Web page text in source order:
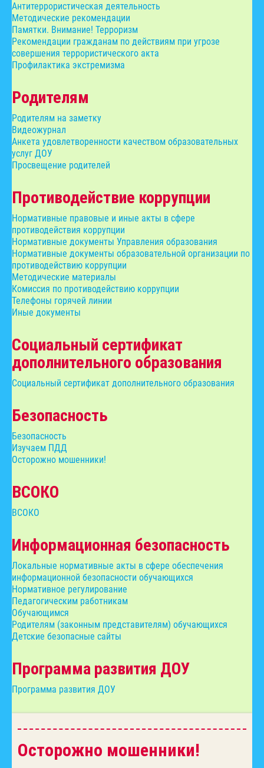
Антитеррористическая деятельность
Методические рекомендации
Памятки. Внимание! Терроризм
Рекомендации гражданам по действиям при угрозе
совершения террористического акта
Профилактика экстремизма
Родителям
Родителям на заметку
Видеожурнал
Анкета удовлетворенности качеством образовательных
услуг ДОУ
Просвещение родителей
Противодействие коррупции
Нормативные правовые и иные акты в сфере
противодействия коррупции
Нормативные документы Управления образования
Нормативные документы образовательной организации по
противодействию коррупции
Методические материалы
Комиссия по противодействию коррупции
Телефоны горячей линии
Иные документы
Социальный сертификат
дополнительного образования
Социальный сертификат дополнительного образования
Безопасность
Безопасность
Изучаем ПДД
Осторожно мошенники!
ВСОКО
ВСОКО
Информационная безопасность
Локальные нормативные акты в сфере обеспечения
информационной безопасности обучающихся
Нормативное регулирование
Педагогическим работникам
Обучающимся
Родителям (законным представителям) обучающихся
Детские безопасные сайты
Программа развития ДОУ
Программа развития ДОУ
Осторожно мошенники!